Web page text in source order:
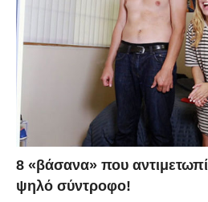
8 «βάσανα» που
ψηλό σύντροφο!